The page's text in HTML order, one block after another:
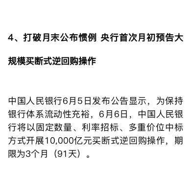
4、打破月末公布惯例 央行首次月初预告大
规模买断式逆回购操作
中国人民银行6月5日发布公告显示，为保持
银行体系流动性充裕，6月6日，中国人民银
行将以固定数量、利率招标、多重价位中标
方式开展10,000亿元买断式逆回购操作，期
限为3个月（91天）。